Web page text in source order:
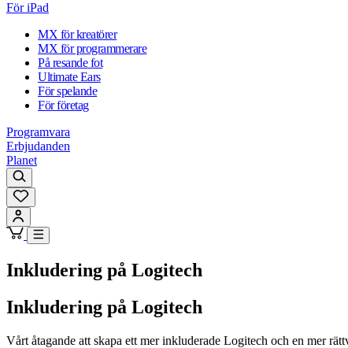
För iPad
MX för kreatörer
MX för programmerare
På resande fot
Ultimate Ears
För spelande
För företag
Programvara
Erbjudanden
Planet
Inkludering på Logitech
Inkludering på Logitech
Vårt åtagande att skapa ett mer inkluderade Logitech och en mer